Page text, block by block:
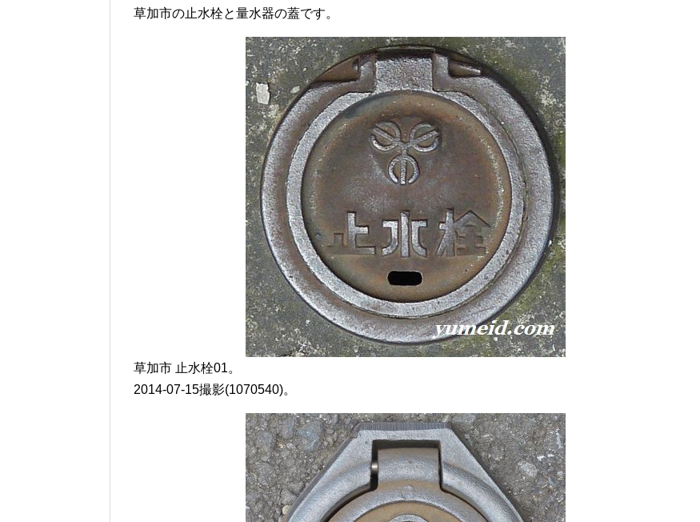
草加市の止水栓と量水器の蓋です。
草加市 止水栓01。
2014-07-15撮影(1070540)。